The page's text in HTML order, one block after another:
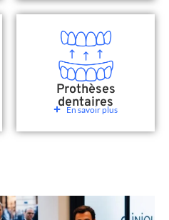
Prothèses
dentaires
En savoir plus